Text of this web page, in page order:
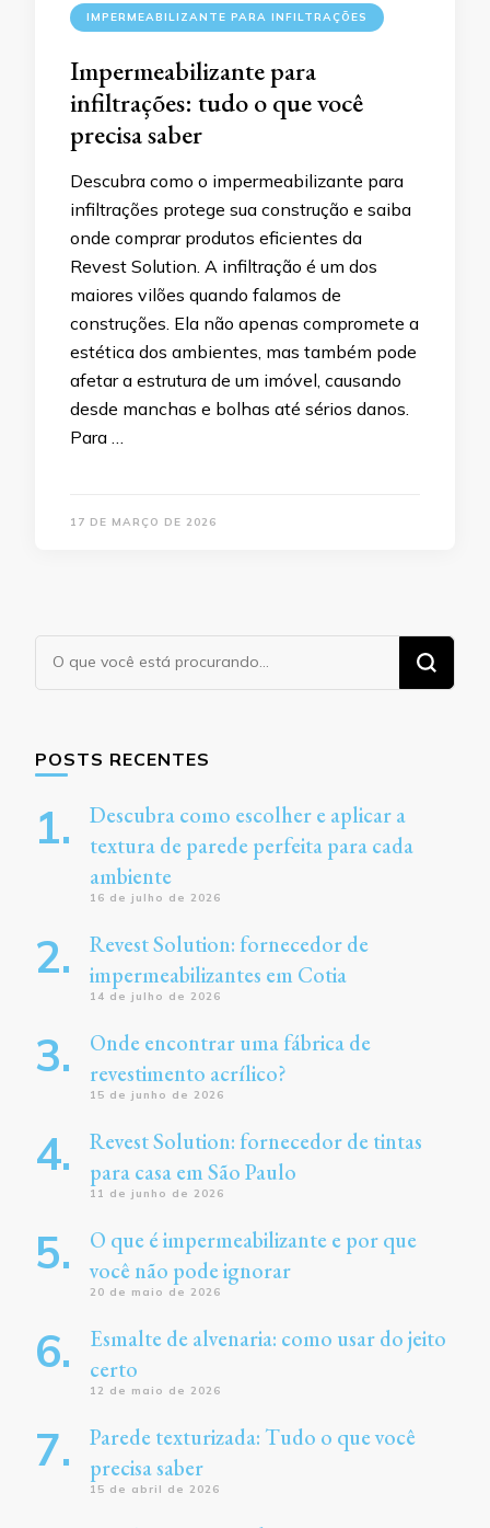
IMPERMEABILIZANTE PARA INFILTRAÇÕES
Impermeabilizante para
infiltrações: tudo o que você
precisa saber
Descubra como o impermeabilizante para
infiltrações protege sua construção e saiba
onde comprar produtos eficientes da
Revest Solution. A infiltração é um dos
maiores vilões quando falamos de
construções. Ela não apenas compromete a
estética dos ambientes, mas também pode
afetar a estrutura de um imóvel, causando
desde manchas e bolhas até sérios danos.
Para …
17 DE MARÇO DE 2026
Procurando
algo?
POSTS RECENTES
Descubra como escolher e aplicar a
textura de parede perfeita para cada
ambiente
16 de julho de 2026
Revest Solution: fornecedor de
impermeabilizantes em Cotia
14 de julho de 2026
Onde encontrar uma fábrica de
revestimento acrílico?
15 de junho de 2026
Revest Solution: fornecedor de tintas
para casa em São Paulo
11 de junho de 2026
O que é impermeabilizante e por que
você não pode ignorar
20 de maio de 2026
Esmalte de alvenaria: como usar do jeito
certo
12 de maio de 2026
Parede texturizada: Tudo o que você
precisa saber
15 de abril de 2026